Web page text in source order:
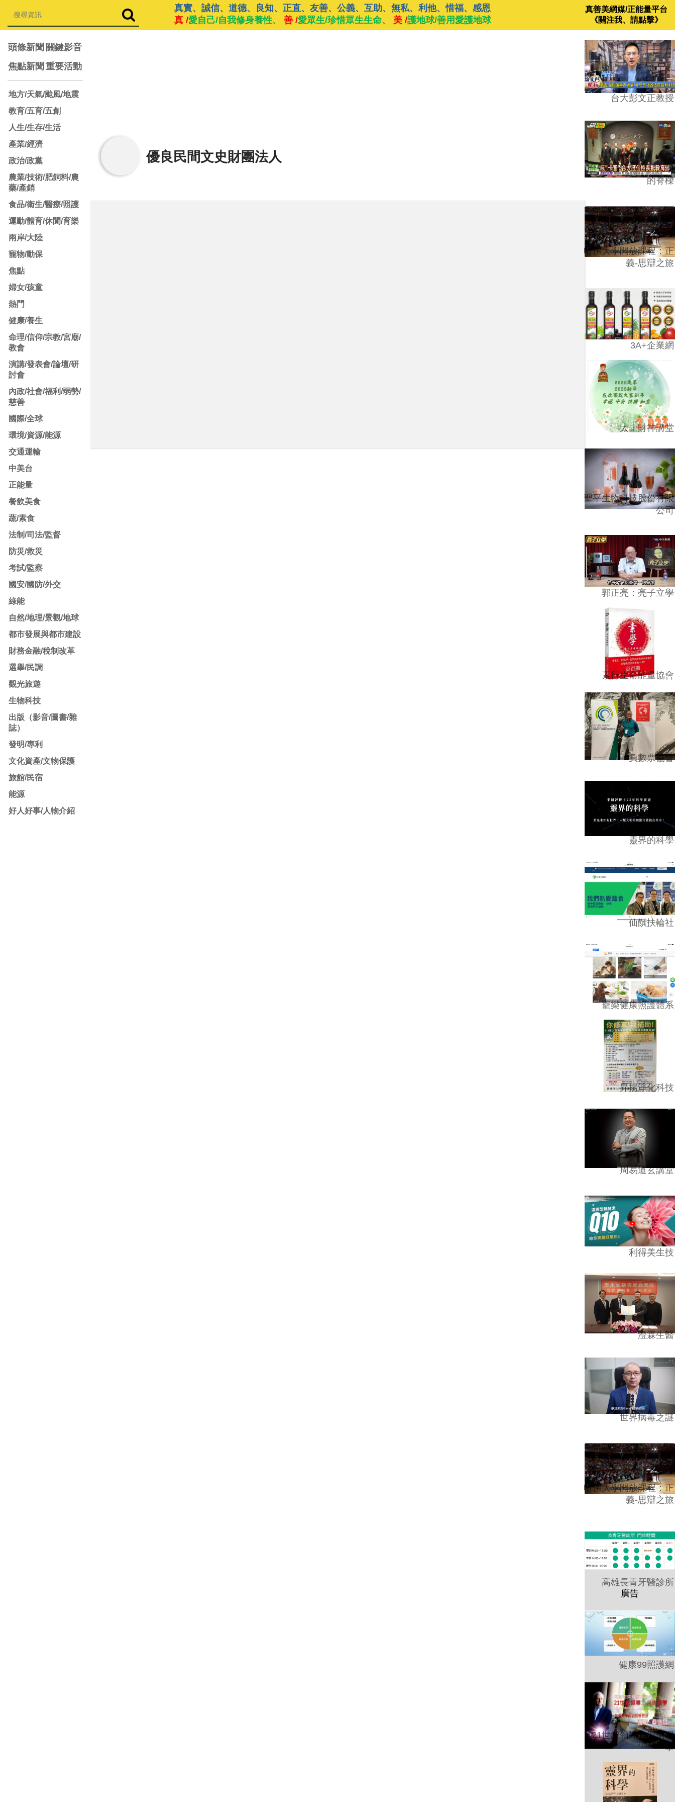
真實、誠信、道德、良知、正直、友善、公義、互助、無私、利他、惜福、感恩
真 /愛自己/自我修身養性、 善 /愛眾生/珍惜眾生生命、 美 /護地球/善用愛護地球
真善美網媒/正能量平台
《關注我、請點擊》
頭條新聞 關鍵影音
焦點新聞 重要活動
地方/天氣/颱風/地震
教育/五育/五創
人生/生存/生活
產業/經濟
政治/政黨
農業/技術/肥飼料/農
藥/產銷
食品/衛生/醫療/照護
運動/體育/休閒/育樂
兩岸/大陸
寵物/動保
焦點
婦女/孩童
熱門
健康/養生
命理/信仰/宗教/宮廟/
教會
演講/發表會/論壇/研
討會
內政/社會/福利/弱勢/
慈善
國際/全球
環境/資源/能源
交通運輸
中美台
正能量
餐飲美食
蔬/素食
法制/司法/監督
防災/救災
考試/監察
國安/國防/外交
綠能
自然/地理/景觀/地球
都市發展與都市建設
財務金融/稅制改革
選舉/民調
觀光旅遊
生物科技
出版（影音/圖書/雜
誌）
發明/專利
文化資產/文物保護
旅館/民宿
能源
好人好事/人物介紹
優良民間文史財團法人
台大彭文正教授
台學版的54/64》大學
的脊樑
哈佛大學開放課程：正
義-思辯之旅
3A+企業網
太上財神講堂
聖平生物科技股份有限
公司
郭正亮：亮子立學
素行生命能量協會
負數票協會
靈界的科學
仙饌扶輪社
寵樂健康照護體系
昇揚淨化科技
周易道玄講堂
利得美生技
澄霖生醫
世界病毒之謎
哈佛大學開放課程：正
義-思辯之旅
高雄長青牙醫診所
健康99照護網
21世紀領導力與倫理
學